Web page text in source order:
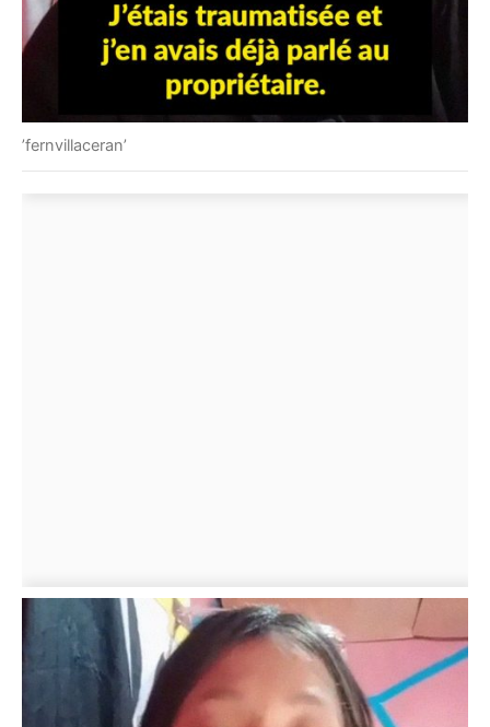
’fernvillaceran’